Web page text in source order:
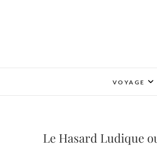
VOYAGE
Le Hasard Ludique